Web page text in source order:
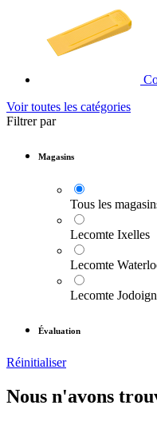
Voir toutes les catégories
Filtrer par
Magasins
Tous les
Lecomte Ixelles
Lecomte
Lecomte
Évaluation
Réinitialiser
Nous n'avons